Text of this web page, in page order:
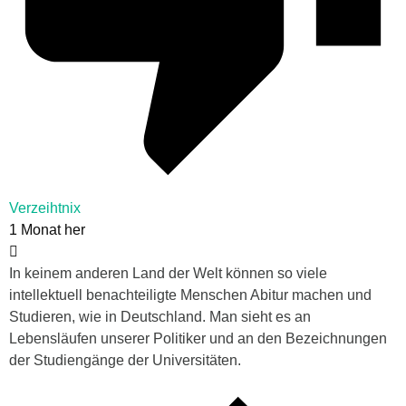
Verzeihtnix
1 Monat her
In keinem anderen Land der Welt können so viele
intellektuell benachteiligte Menschen Abitur machen und
Studieren, wie in Deutschland. Man sieht es an
Lebensläufen unserer Politiker und an den Bezeichnungen
der Studiengänge der Universitäten.